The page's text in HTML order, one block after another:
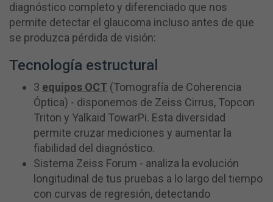
diagnóstico completo y diferenciado que nos
permite detectar el glaucoma incluso antes de que
se produzca pérdida de visión:
Tecnología estructural
3 equipos OCT (Tomografía de Coherencia
Óptica) - disponemos de Zeiss Cirrus, Topcon
Triton y Yalkaid TowarPi. Esta diversidad
permite cruzar mediciones y aumentar la
fiabilidad del diagnóstico.
Sistema Zeiss Forum - analiza la evolución
longitudinal de tus pruebas a lo largo del tiempo
con curvas de regresión, detectando